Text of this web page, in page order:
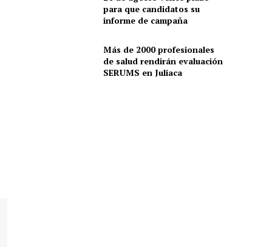
para que candidatos su
informe de campaña
Más de 2000 profesionales
de salud rendirán evaluación
SERUMS en Juliaca